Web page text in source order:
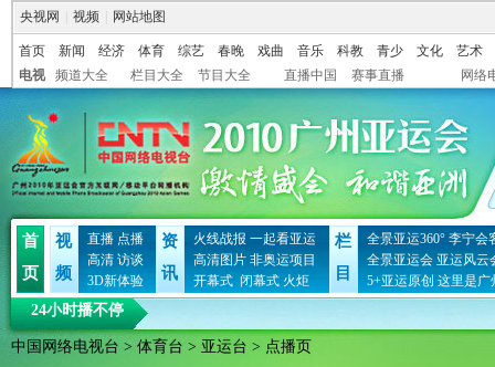
央视网 视频 网站地图
首页 新闻 经济 体育 综艺 春晚 戏曲 音乐 科教 青少 文化
艺术
电视
频道大全 栏目大全 节目大全 直播中国 赛事直播 网络
首
页
视
频
直播 点播
高清 访谈
3D新体验
资
讯
火线战报 一起看亚运
高清图片 非奥运项目
开幕式 闭幕式 火炬
栏
目
全景亚运360° 李宁会
全景亚运会 亚运风云
5+亚运原创 这里是广
24小时播不停
中国网络电视台 > 体育台 > 亚运台 > 点播页